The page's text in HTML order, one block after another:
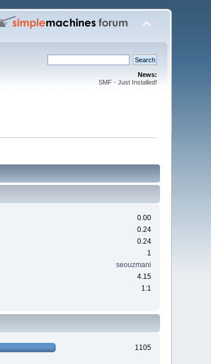
News:
SMF - Just Installed!
0.00
0.24
0.24
1
seouzmani
4.15
1:1
1105